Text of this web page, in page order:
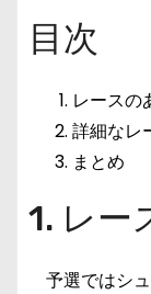
目次
レースの
詳細なレ
まとめ
1. レー
予選ではシ